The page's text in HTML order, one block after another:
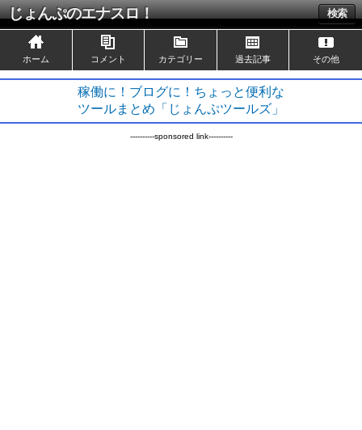
じょんぷのエナスロ！ 検索
ホーム コメント カテゴリー 過去記事 その他
稼働に！ブログに！ちょっと便利な
ツールまとめ「じょんぷツールズ」
----------sponsored link----------